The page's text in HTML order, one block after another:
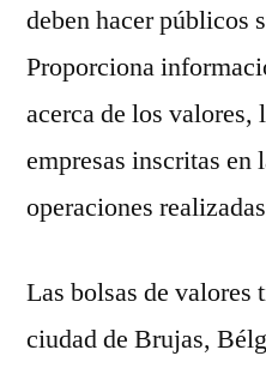
deben hacer públicos
Proporciona
acerca de los valores,
empresas inscritas en
operaciones
Las bolsas de valores
ciudad de Brujas,